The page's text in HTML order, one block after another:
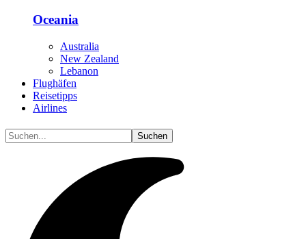
Oceania
Australia
New Zealand
Lebanon
Flughäfen
Reisetipps
Airlines